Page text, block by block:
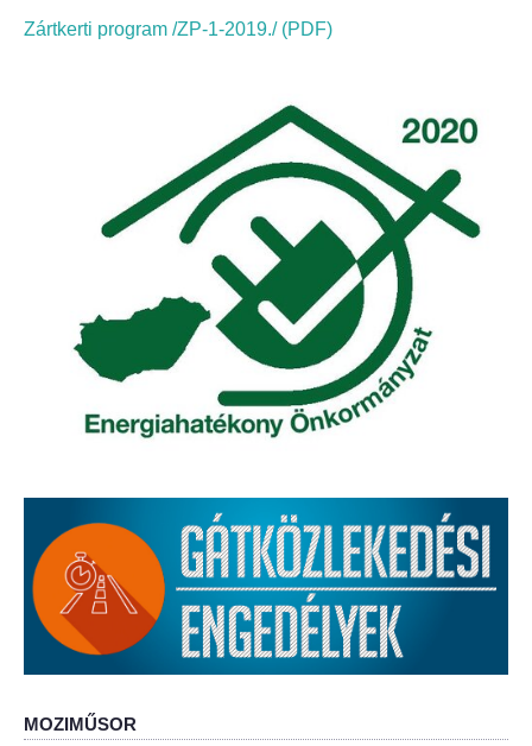
Képviselő-testületi ülések
Bizottságok
Bizottsági ülések
A helyi választási bizottság
A helyi választási bizottság határozatai
Roma Nemzetiségi Önkormányzat ülések
Rendeletek
Polgármesteri normatív határozatok
Önkormányzati támogatások
Zártkerti program /ZP-1-2019./ (PDF)
MOZIMŰSOR